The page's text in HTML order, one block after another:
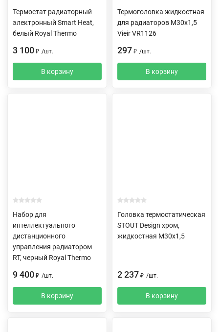
Термостат радиаторный
электронный Smart Heat,
белый Royal Thermo
3 100 ₽ /шт.
В корзину
Термоголовка жидкостная
для радиаторов M30x1,5
Vieir VR1126
297 ₽ /шт.
В корзину
Набор для
интеллектуального
дистанционного
управления радиатором
RT, черный Royal Thermo
9 400 ₽ /шт.
В корзину
Головка термостатическая
STOUT Design хром,
жидкостная M30x1,5
2 237 ₽ /шт.
В корзину